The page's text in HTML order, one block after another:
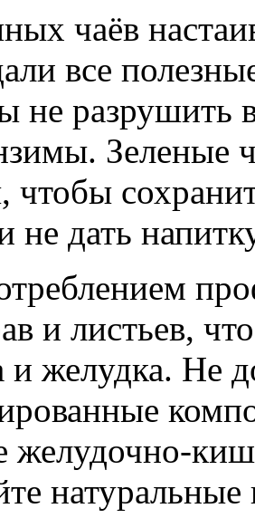
чаёв
все
не разрушить
Зеленые
не дать
и листьев,
желудка. Не
желудочно-